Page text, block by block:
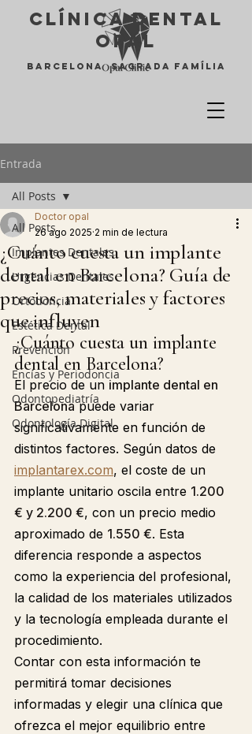
Clínica Dental
opal
Barcelona Sagrada Família
Entrada
All Posts
Implantes Dentales
Urgencias Dentales
Ortodoncia
Estética Dental
Prevención
Encías y Periodoncia
Odontopediatría
Odontología Digital
All Posts
¿Cuánto cuesta un implante
dental en Barcelona? Guía de
precios, materiales y factores
que influyen
Doctor opal
26 ago 2025 2 min de lectura
¿Cuánto cuesta un implante
dental en Barcelona?
El precio de un implante dental en
Barcelona puede variar
significativamente en función de
distintos factores. Según datos de
implantarex.com, el coste de un
implante unitario oscila entre 1.200
€ y 2.200 €, con un precio medio
aproximado de 1.550 €. Esta
diferencia responde a aspectos
como la experiencia del profesional,
la calidad de los materiales utilizados
y la tecnología empleada durante el
procedimiento.
Contar con esta información te
permitirá tomar decisiones
informadas y elegir una clínica que
ofrezca el mejor equilibrio entre